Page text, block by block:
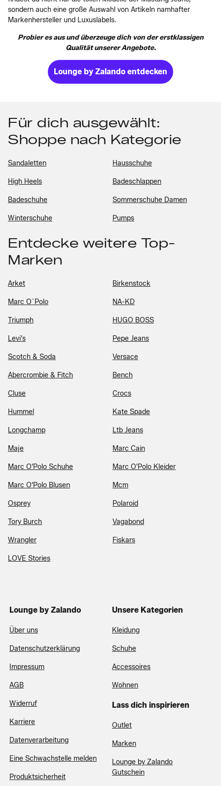
sondern auch eine große Auswahl von Artikeln namhafter
Markenhersteller und Luxuslabels.
Probier es aus und überzeuge dich von der erstklassigen
Qualität unserer Angebote.
Lounge by Zalando entdecken
Für dich ausgewählt:
Shoppe nach Kategorie
Sandaletten Hausschuhe
High Heels Badeschlappen
Badeschuhe Sommerschuhe Damen
Winterschuhe Pumps
Entdecke weitere Top-
Marken
Arket Birkenstock
Marc O´Polo NA-KD
Triumph HUGO BOSS
Levi's Pepe Jeans
Scotch & Soda Versace
Abercrombie & Fitch Bench
Cluse Crocs
Hummel Kate Spade
Longchamp Ltb Jeans
Maje Marc Cain
Marc O'Polo Schuhe Marc O'Polo Kleider
Marc O'Polo Blusen Mcm
Osprey Polaroid
Tory Burch Vagabond
Wrangler Fiskars
LOVE Stories
Lounge by Zalando
Über uns
Datenschutzerklärung
Impressum
AGB
Widerruf
Karriere
Datenverarbeitung
Eine Schwachstelle melden
Produktsicherheit
Unsere Kategorien
Kleidung
Schuhe
Accessoires
Wohnen
Lass dich inspirieren
Outlet
Marken
Lounge by Zalando
Gutschein